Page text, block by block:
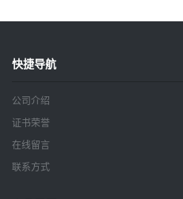
快捷导航
公司介绍
证书荣誉
在线留言
联系方式